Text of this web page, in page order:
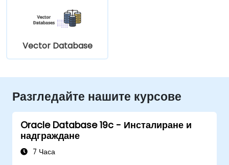
Vector Database
Разгледайте нашите курсове
Oracle Database 19c - Инсталиране и
надграждане
7 Часа